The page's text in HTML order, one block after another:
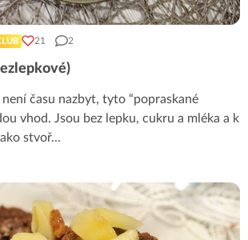
21 2
času nazbyt, tyto “popraskané
vhod. Jsou bez lepku, cukru a mléka a k
stvoř...